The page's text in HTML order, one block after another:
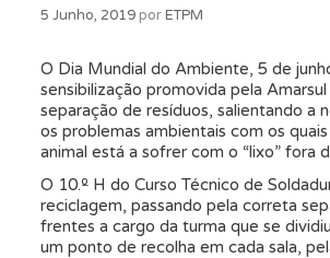
5 Junho, 2019 porETPM
O Dia Mundial do Ambiente, 5 de
sensibilização promovida pela
separação de resíduos, salientando a
os problemas ambientais com os
animal está a sofrer com o “lixo” fora
O 10.º H do Curso Técnico de
reciclagem, passando pela correta
frentes a cargo da turma que se
um ponto de recolha em cada sala,